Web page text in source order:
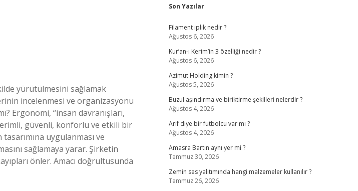
yürütülmesini sağlamak
incelenmesi ve organizasyonu
Ergonomi, “insan davranışları,
güvenli, konforlu ve etkili bir
uygulanması ve
sağlamaya yarar. Şirketin
önler. Amacı doğrultusunda
Sidebar
Son Yazılar
Filament iplik nedir ?
Ağustos 6, 2026
Kur’an-ı Kerim’in 3 özelliği nedir ?
Ağustos 6, 2026
Azimut Holding kimin ?
Ağustos 5, 2026
Buzul aşındırma ve biriktirme şekilleri nelerdir ?
Ağustos 4, 2026
Arif diye bir futbolcu var mı ?
Ağustos 4, 2026
Amasra Bartın aynı yer mi ?
Temmuz 30, 2026
Zemin ses yalıtımında hangi malzemeler kullanılır ?
Temmuz 26, 2026
vdcasino güncel giriş